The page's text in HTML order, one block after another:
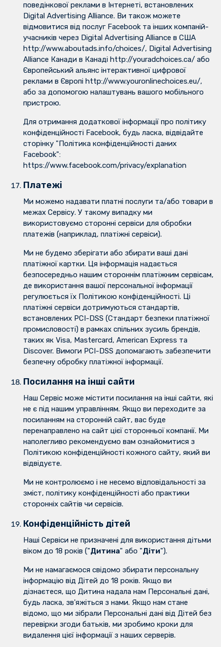
поведінкової реклами в Інтернеті, встановлених
Digital Advertising Alliance. Ви також можете
відмовитися від послуг Facebook та інших компаній-
учасників через Digital Advertising Alliance в США
http://www.aboutads.info/choices/, Digital Advertising
Alliance Канади в Канаді http://youradchoices.ca/ або
Європейський альянс інтерактивної цифрової
реклами в Європі http://www.youronlinechoices.eu/,
або за допомогою налаштувань вашого мобільного
пристрою.
Для отримання додаткової інформації про політику
конфіденційності Facebook, будь ласка, відвідайте
сторінку "Політика конфіденційності даних
Facebook":
https://www.facebook.com/privacy/explanation
Платежі
Ми можемо надавати платні послуги та/або товари в
межах Сервісу. У такому випадку ми
використовуємо сторонні сервіси для обробки
платежів (наприклад, платіжні сервіси).
Ми не будемо зберігати або збирати ваші дані
платіжної картки. Ця інформація надається
безпосередньо нашим стороннім платіжним сервісам,
де використання вашої персональної інформації
регулюється їх Політикою конфіденційності. Ці
платіжні сервіси дотримуються стандартів,
встановлених PCI-DSS (Стандарт безпеки платіжної
промисловості) в рамках спільних зусиль брендів,
таких як Visa, Mastercard, American Express та
Discover. Вимоги PCI-DSS допомагають забезпечити
безпечну обробку платіжної інформації.
Посилання на інші сайти
Наш Сервіс може містити посилання на інші сайти, які
не є під нашим управлінням. Якщо ви переходите за
посиланням на сторонній сайт, вас буде
перенаправлено на сайт цієї сторонньої компанії. Ми
наполегливо рекомендуємо вам ознайомитися з
Політикою конфіденційності кожного сайту, який ви
відвідуєте.
Ми не контролюємо і не несемо відповідальності за
зміст, політику конфіденційності або практики
сторонніх сайтів чи сервісів.
Конфіденційність дітей
Наші Сервіси не призначені для використання дітьми
віком до 18 років ("Дитина" або "Діти").
Ми не намагаємося свідомо збирати персональну
інформацію від Дітей до 18 років. Якщо ви
дізнаєтеся, що Дитина надала нам Персональні дані,
будь ласка, зв'яжіться з нами. Якщо нам стане
відомо, що ми зібрали Персональні дані від Дітей без
перевірки згоди батьків, ми зробимо кроки для
видалення цієї інформації з наших серверів.